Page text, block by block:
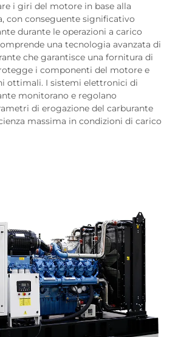
i giri del motore in base alla
con conseguente significativo
durante le operazioni a carico
una tecnologia avanzata di
che garantisce una fornitura di
i componenti del motore e
ottimali. I sistemi elettronici di
monitorano e regolano
di erogazione del carburante
massima in condizioni di carico